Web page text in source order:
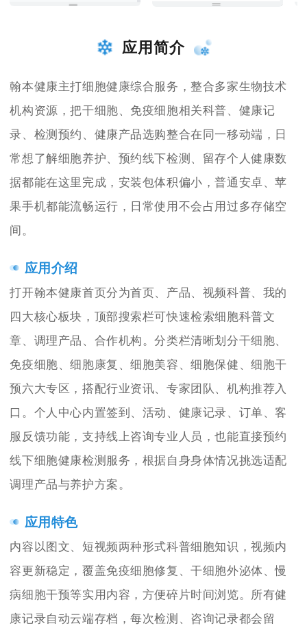
应用简介
翰本健康主打细胞健康综合服务，整合多家生物技术
机构资源，把干细胞、免疫细胞相关科普、健康记
录、检测预约、健康产品选购整合在同一移动端，日
常想了解细胞养护、预约线下检测、留存个人健康数
据都能在这里完成，安装包体积偏小，普通安卓、苹
果手机都能流畅运行，日常使用不会占用过多存储空
间。
应用介绍
打开翰本健康首页分为首页、产品、视频科普、我的
四大核心板块，顶部搜索栏可快速检索细胞科普文
章、调理产品、合作机构。分类栏清晰划分干细胞、
免疫细胞、细胞康复、细胞美容、细胞保健、细胞干
预六大专区，搭配行业资讯、专家团队、机构推荐入
口。个人中心内置签到、活动、健康记录、订单、客
服反馈功能，支持线上咨询专业人员，也能直接预约
线下细胞健康检测服务，根据自身身体情况挑选适配
调理产品与养护方案。
应用特色
内容以图文、短视频两种形式科普细胞知识，视频内
容更新稳定，覆盖免疫细胞修复、干细胞外泌体、慢
病细胞干预等实用内容，方便碎片时间浏览。所有健
康记录自动云端存档，每次检测、咨询记录都会留